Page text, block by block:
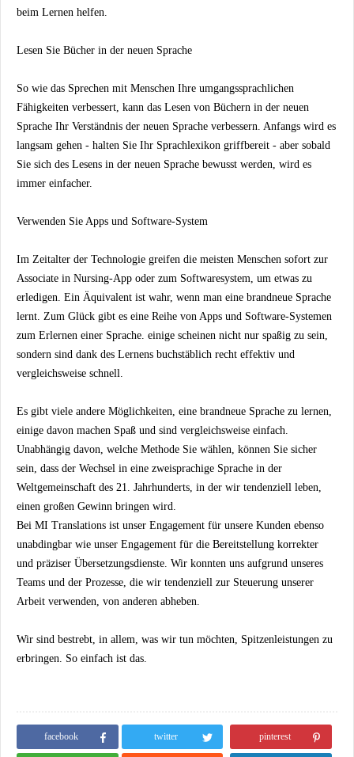
beim Lernen helfen.
Lesen Sie Bücher in der neuen Sprache
So wie das Sprechen mit Menschen Ihre umgangssprachlichen
Fähigkeiten verbessert, kann das Lesen von Büchern in der neuen
Sprache Ihr Verständnis der neuen Sprache verbessern. Anfangs wird es
langsam gehen - halten Sie Ihr Sprachlexikon griffbereit - aber sobald
Sie sich des Lesens in der neuen Sprache bewusst werden, wird es
immer einfacher.
Verwenden Sie Apps und Software-System
Im Zeitalter der Technologie greifen die meisten Menschen sofort zur
Associate in Nursing-App oder zum Softwaresystem, um etwas zu
erledigen. Ein Äquivalent ist wahr, wenn man eine brandneue Sprache
lernt. Zum Glück gibt es eine Reihe von Apps und Software-Systemen
zum Erlernen einer Sprache. einige scheinen nicht nur spaßig zu sein,
sondern sind dank des Lernens buchstäblich recht effektiv und
vergleichsweise schnell.
Es gibt viele andere Möglichkeiten, eine brandneue Sprache zu lernen,
einige davon machen Spaß und sind vergleichsweise einfach.
Unabhängig davon, welche Methode Sie wählen, können Sie sicher
sein, dass der Wechsel in eine zweisprachige Sprache in der
Weltgemeinschaft des 21. Jahrhunderts, in der wir tendenziell leben,
einen großen Gewinn bringen wird.
Bei MI Translations ist unser Engagement für unsere Kunden ebenso
unabdingbar wie unser Engagement für die Bereitstellung korrekter
und präziser Übersetzungsdienste. Wir konnten uns aufgrund unseres
Teams und der Prozesse, die wir tendenziell zur Steuerung unserer
Arbeit verwenden, von anderen abheben.
Wir sind bestrebt, in allem, was wir tun möchten, Spitzenleistungen zu
erbringen. So einfach ist das.
facebook twitter pinterest